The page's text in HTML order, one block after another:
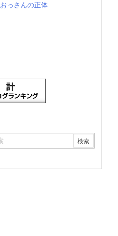
おっさんの正体